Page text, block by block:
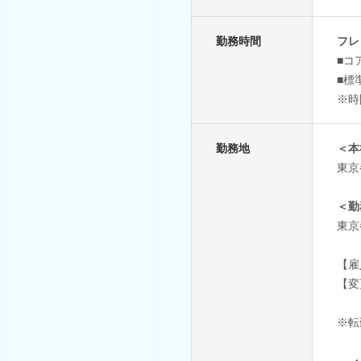
勤務時間
フ
■コ
■標
※時
勤務地
＜
東
＜
東
【
【
※転